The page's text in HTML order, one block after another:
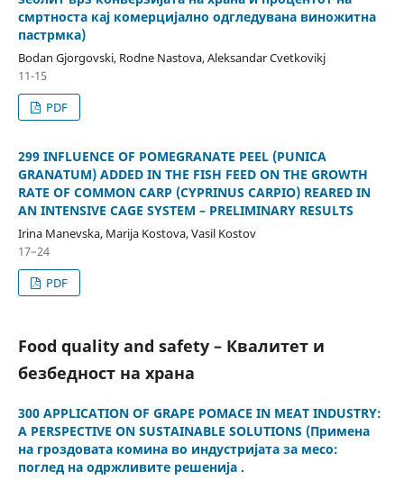
смртноста кај комерцијално одгледувана виножитна
пастрмка)
Bodan Gjorgovski, Rodne Nastova, Aleksandar Cvetkovikj
11-15
PDF
299 INFLUENCE OF POMEGRANATE PEEL (PUNICA
GRANATUM) ADDED IN THE FISH FEED ON THE GROWTH
RATE OF COMMON CARP (CYPRINUS CARPIO) REARED IN
AN INTENSIVE CAGE SYSTEM – PRELIMINARY RESULTS
Irina Manevska, Marija Kostova, Vasil Kostov
17–24
PDF
Food quality and safety – Квалитет и
безбедност на храна
300 APPLICATION OF GRAPE POMACE IN MEAT INDUSTRY:
A PERSPECTIVE ON SUSTAINABLE SOLUTIONS (Примена
на гроздовата комина во индустријата за месо:
поглед на одржливите решенија .